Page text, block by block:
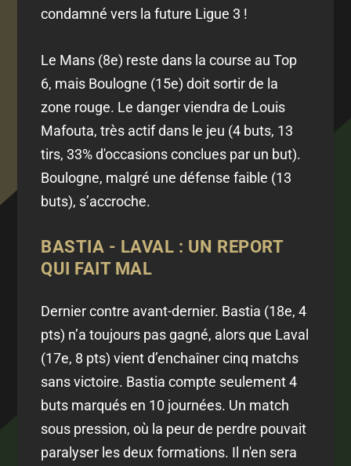
condamné vers la future Ligue 3 !
Le Mans (8e) reste dans la course au Top
6, mais Boulogne (15e) doit sortir de la
zone rouge. Le danger viendra de Louis
Mafouta, très actif dans le jeu (4 buts, 13
tirs, 33% d'occasions conclues par un but).
Boulogne, malgré une défense faible (13
buts), s’accroche.
BASTIA - LAVAL : UN REPORT
QUI FAIT MAL
Dernier contre avant-dernier. Bastia (18e, 4
pts) n’a toujours pas gagné, alors que Laval
(17e, 8 pts) vient d’enchaîner cinq matchs
sans victoire. Bastia compte seulement 4
buts marqués en 10 journées. Un match
sous pression, où la peur de perdre pouvait
paralyser les deux formations. Il n'en sera